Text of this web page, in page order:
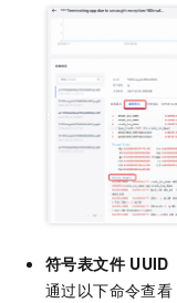
符号表文件 UUID
通过以下命令查看